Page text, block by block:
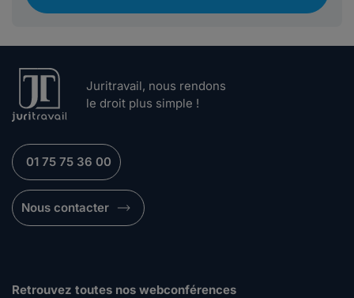
Juritravail, nous rendons
le droit plus simple !
01 75 75 36 00
Nous contacter
Retrouvez toutes nos webconférences